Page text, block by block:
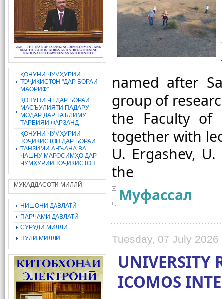
ҚОНУНИ ҶУМҲУРИИ
ТОҶИКИСТОН "ДАР БОРАИ
МАОРИФ"
ҚОНУНИ ҶТ ДАР БОРАИ
МАСЪУЛИЯТИ ПАДАРУ
МОДАР ДАР ТАЪЛИМУ
ТАРБИЯИ ФАРЗАНД
ҚОНУНИ ҶУМҲУРИИ
ТОҶИКИСТОН ДАР БОРАИ
ТАНЗИМИ АНЪАНА ВА
ҶАШНУ МАРОСИМҲО ДАР
ҶУМҲУРИИ ТОҶИКИСТОН
МУҚАДДАСОТИ МИЛЛӢ
НИШОНИ ДАВЛАТӢ
ПАРЧАМИ ДАВЛАТӢ
СУРУДИ МИЛЛӢ
ПУЛИ МИЛЛӢ
named after
group of
the Faculty of
together with
U. Ergashev,
Муфассал
Tuesday, 07 July 2026
UNIVERSITY
ICOMOS